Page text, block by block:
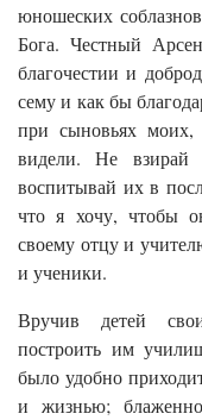
юношеских
Бога. Честный
благочестии и
сему и как бы
при сыновьях
видели. Не
воспитывай их в
что я хочу, чтобы
своему отцу и
и ученики.
Вручив детей
построить им
было удобно
и жизнью;